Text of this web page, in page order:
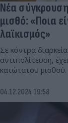
Νέα
μισθό: «Ποια
λαϊκισμός»
Σε κόντρα
αντιπολίτευση,
κατώτατου μισθού.
04.12.2024 19:58